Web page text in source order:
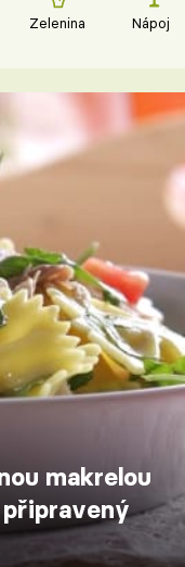
Zelenina Nápoje
makrelou